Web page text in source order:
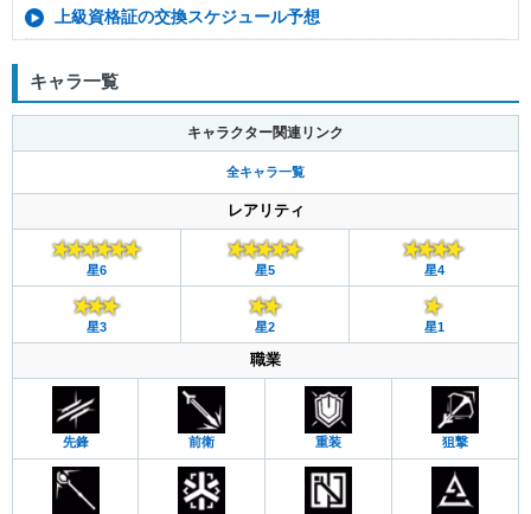
上級資格証の交換スケジュール予想
キャラ一覧
キャラクター関連リンク
全キャラ一覧
レアリティ
星6 星5 星4
星3 星2 星1
職業
先鋒 前衛 重装 狙撃